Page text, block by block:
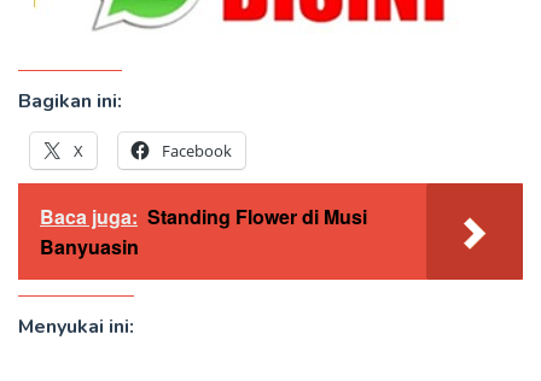
Bagikan ini:
X Facebook
Baca juga: Standing Flower di Musi
Banyuasin
Menyukai ini: